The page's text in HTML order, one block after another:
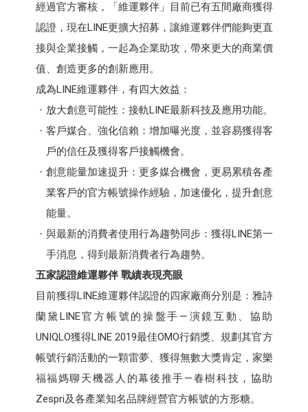
經過官方審核，「維運夥伴」目前已有五間廠商獲得
認證，現在LINE更擴大招募，讓維運夥伴們能夠更直
接與企業接觸，一起為企業助攻，帶來更大的商業價
值、創造更多的創新應用。
成為LINE維運夥伴，有四大效益：
放大創意可能性：接軌LINE最新科技及應用功能。
客戶媒合、強化信賴：增加曝光度，並容易獲得客
戶的信任及獲得客戶接觸機會。
創意能量加速提升：更多媒合機會，更易累積各產
業客戶的官方帳號操作經驗，加速優化，提升創意
能量。
與最新的消費者使用行為趨勢同步：獲得LINE第一
手消息，得到最新消費者行為趨勢。
五家認證維運夥伴 戰績表現亮眼
目前獲得LINE維運夥伴認證的四家廠商分別是：雅詩
蘭黛LINE官方帳號的操盤手—演鏡互動、協助
UNIQLO獲得LINE 2019最佳OMO行銷獎、規劃其官方
帳號行銷活動的一顆雷夢、獲得無數大獎肯定，家樂
福福媽聊天機器人的幕後推手—春樹科技，協助
Zespri及各產業知名品牌經營官方帳號的方形糖。